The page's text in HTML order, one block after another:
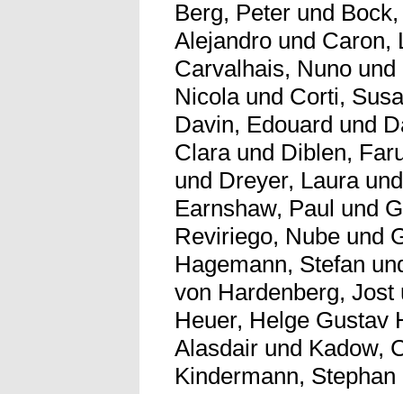
Berg, Peter und
Alejandro und Caron,
Carvalhais, Nuno und
Nicolaund Corti,
Davin, Edouard und
Claraund Diblen,
und Dreyer, Laura
Earnshaw, Paul und
Reviriego, Nube und
Hagemann, Stefan
von Hardenberg, Jost
Heuer, Helge Gustav
Alasdair und Kadow,
Kindermann, Stephan